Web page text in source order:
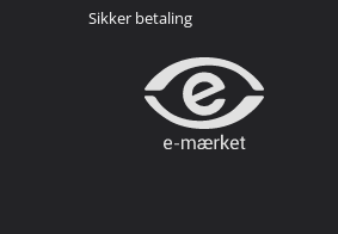
Sikker betaling